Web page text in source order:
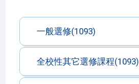
一般選修(1093)
全校性其它選修課程(1093)